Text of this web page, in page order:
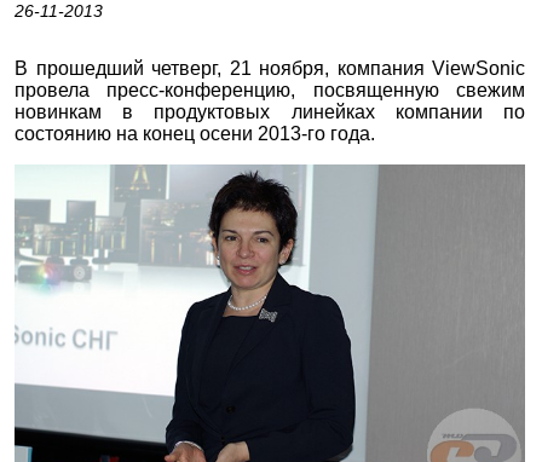
26-11-2013
В прошедший четверг, 21 ноября, компания ViewSonic
провела пресс-конференцию, посвященную свежим
новинкам в продуктовых линейках компании по
состоянию на конец осени 2013-го года.